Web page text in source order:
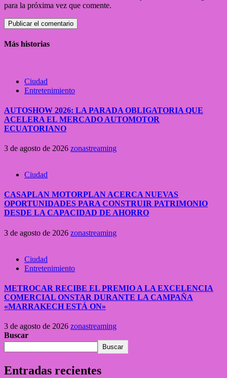
para la próxima vez que comente.
Más historias
Ciudad
Entretenimiento
AUTOSHOW 2026: LA PARADA OBLIGATORIA QUE
ACELERA EL MERCADO AUTOMOTOR
ECUATORIANO
3 de agosto de 2026 zonastreaming
Ciudad
CASAPLAN MOTORPLAN ACERCA NUEVAS
OPORTUNIDADES PARA CONSTRUIR PATRIMONIO
DESDE LA CAPACIDAD DE AHORRO
3 de agosto de 2026 zonastreaming
Ciudad
Entretenimiento
METROCAR RECIBE EL PREMIO A LA EXCELENCIA
COMERCIAL ONSTAR DURANTE LA CAMPAÑA
«MARRAKECH ESTÁ ON»
3 de agosto de 2026 zonastreaming
Buscar
Buscar
Entradas recientes